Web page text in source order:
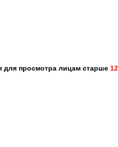
для просмотра лицам старше